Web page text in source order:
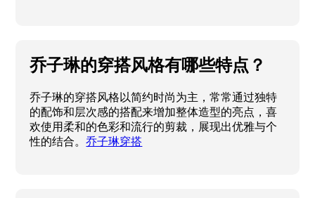
乔子琳的穿搭风格有哪些特点？
乔子琳的穿搭风格以简约时尚为主，常常通过独特
的配饰和层次感的搭配来增加整体造型的亮点，喜
欢使用柔和的色彩和流行的剪裁，展现出优雅与个
性的结合。乔子琳穿搭